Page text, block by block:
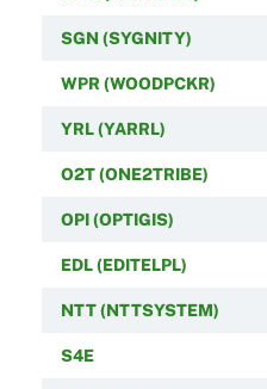
SGN (SYGNITY)
WPR (WOODPCKR)
YRL (YARRL)
O2T (ONE2TRIBE)
OPI (OPTIGIS)
EDL (EDITELPL)
NTT (NTTSYSTEM)
S4E